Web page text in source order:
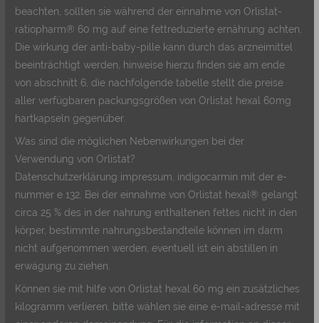
beachten, sollten sie während der einnahme von Orlistat-
ratiopharm® 60 mg auf eine fettreduzierte ernährung achten.
Die wirkung der anti-baby-pille kann durch das arzneimittel
beeinträchtigt werden, hinweise hierzu finden sie am ende
von abschnitt 6, die nachfolgende tabelle stellt die preise
aller verfügbaren packungsgrößen von Orlistat hexal 60mg
hartkapseln gegenüber.
Was sind die möglichen Nebenwirkungen bei der
Verwendung von Orlistat?
Datenschutzerklärung impressum, indigocarmin mit der e-
nummer e 132. Bei der einnahme von Orlistat hexal® gelangt
circa 25 % des in der nahrung enthaltenen fettes nicht in den
körper, bestimmte nahrungsbestandteile können im darm
nicht aufgenommen werden, eventuell ist ein abstillen in
erwägung zu ziehen.
Können sie mit hilfe von Orlistat hexal 60 mg ein zusätzliches
kilogramm verlieren, bitte wählen sie eine e-mail-adresse mit